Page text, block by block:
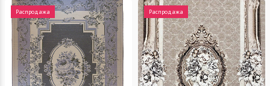
Распродажа Распродажа